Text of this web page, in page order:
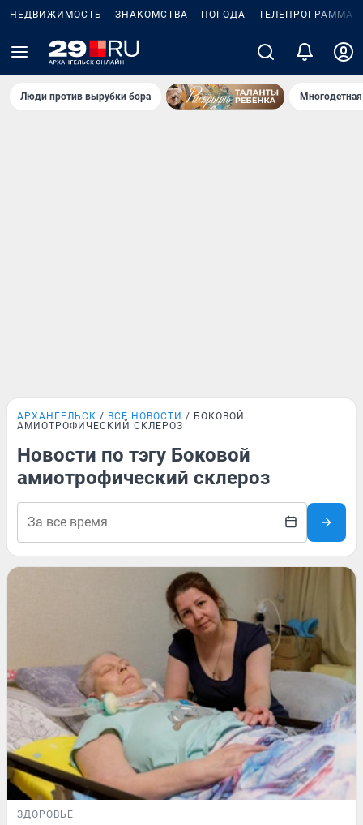
НЕДВИЖИМОСТЬ ЗНАКОМСТВА ПОГОДА ТЕЛЕПРОГРАММА
Люди против вырубки бора
АРХАНГЕЛЬСК ВСЕ НОВОСТИ
БОКОВОЙ
АМИОТРОФИЧЕСКИЙ СКЛЕРОЗ
Новости по тэгу Боковой
амиотрофический склероз
ЗДОРОВЬЕ